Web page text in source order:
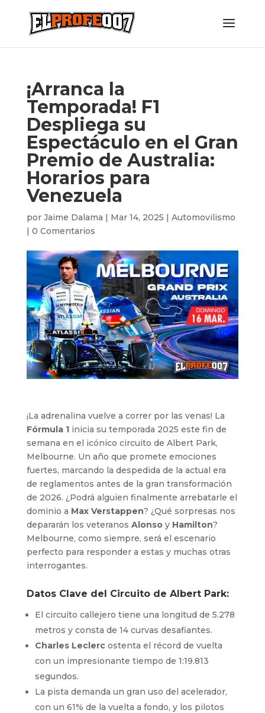
¡Arranca la
Temporada! F1
Despliega su
Espectáculo en el Gran
Premio de Australia:
Horarios para
Venezuela
por Jaime Dalama | Mar 14, 2025 | Automovilismo
| 0 Comentarios
¡La adrenalina vuelve a correr por las venas! La
Fórmula 1inicia su temporada 2025 este fin de
semana en el icónico circuito de Albert Park,
Melbourne. Un año que promete emociones
fuertes, marcando la despedida de la actual era
de reglamentos antes de la gran transformación
de 2026. ¿Podrá alguien finalmente arrebatarle el
dominio a Max Verstappen? ¿Qué sorpresas nos
depararán los veteranos Alonsoy Hamilton?
Melbourne, como siempre, será el escenario
perfecto para responder a estas y muchas otras
interrogantes.
Datos Clave del Circuito de Albert Park:
El circuito callejero tiene una longitud de 5.278
metros y consta de 14 curvas desafiantes.
Charles Leclercostenta el récord de vuelta
con un impresionante tiempo de 1:19.813
segundos.
La pista demanda un gran uso del acelerador,
con un 61% de la vuelta a fondo, y los pilotos